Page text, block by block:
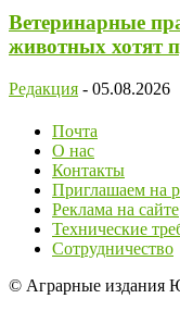
Ветеринарные
животных хотят
Редакция - 05.08.2026
Почта
О нас
Контакты
Приглашаем на
Реклама на сайте
Технические
Сотрудничество
© Аграрные издания